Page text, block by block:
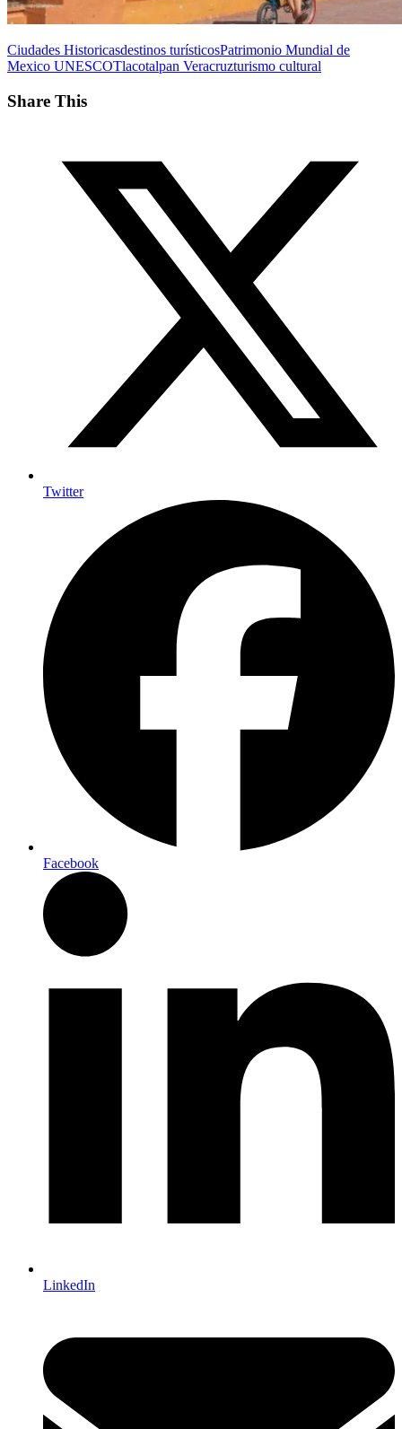
Ciudades Historicasdestinos turísticosPatrimonio Mundial de
Mexico UNESCOTlacotalpan Veracruzturismo cultural
Share This
Twitter
Facebook
LinkedIn